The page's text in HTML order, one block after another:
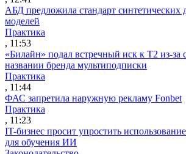
АБД предложила стандарт
моделей
Практика
, 11:53
«Билайн» подал встречный иск к Т2 из-за
названии бренда мультиподписки
Практика
, 11:44
ФАС запретила наружную рекламу Fonbet
Практика
, 11:23
IT-бизнес просит упростить
для обучения ИИ